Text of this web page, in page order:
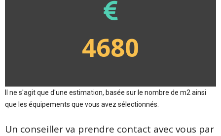
4680
Il ne s'agit que d'une estimation, basée sur le nombre de m2 ainsi
que les équipements que vous avez sélectionnés.
Un conseiller va prendre contact avec vous par